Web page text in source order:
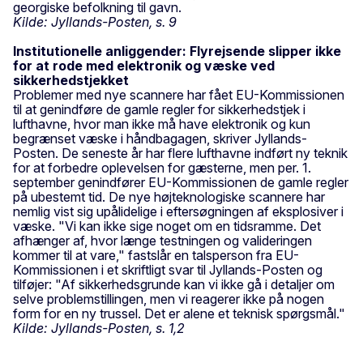
georgiske befolkning til gavn.
Kilde: Jyllands-Posten, s. 9
Institutionelle anliggender: Flyrejsende slipper ikke
for at rode med elektronik og væske ved
sikkerhedstjekket
Problemer med nye scannere har fået EU-Kommissionen
til at genindføre de gamle regler for sikkerhedstjek i
lufthavne, hvor man ikke må have elektronik og kun
begrænset væske i håndbagagen, skriver Jyllands-
Posten. De seneste år har flere lufthavne indført ny teknik
for at forbedre oplevelsen for gæsterne, men per. 1.
september genindfører EU-Kommissionen de gamle regler
på ubestemt tid. De nye højteknologiske scannere har
nemlig vist sig upålidelige i eftersøgningen af eksplosiver i
væske. "Vi kan ikke sige noget om en tidsramme. Det
afhænger af, hvor længe testningen og valideringen
kommer til at vare," fastslår en talsperson fra EU-
Kommissionen i et skriftligt svar til Jyllands-Posten og
tilføjer: "Af sikkerhedsgrunde kan vi ikke gå i detaljer om
selve problemstillingen, men vi reagerer ikke på nogen
form for en ny trussel. Det er alene et teknisk spørgsmål."
Kilde: Jyllands-Posten, s. 1,2